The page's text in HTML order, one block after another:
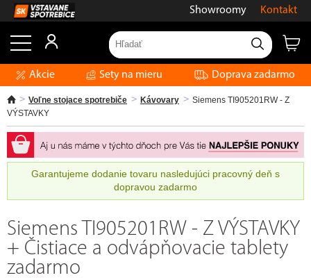
Showroomy Kontakt
Akcie Sety na mieru Doprava zadarmo
Voľne stojace spotrebiče Kávovary
Siemens TI905201RW - Z
VÝSTAVKY
Garantujeme dodanie tovaru nasledujúci pracovný deň s
dopravou zadarmo
Siemens TI905201RW - Z VÝSTAVKY
+ Čistiace a odvápňovacie tablety
zadarmo